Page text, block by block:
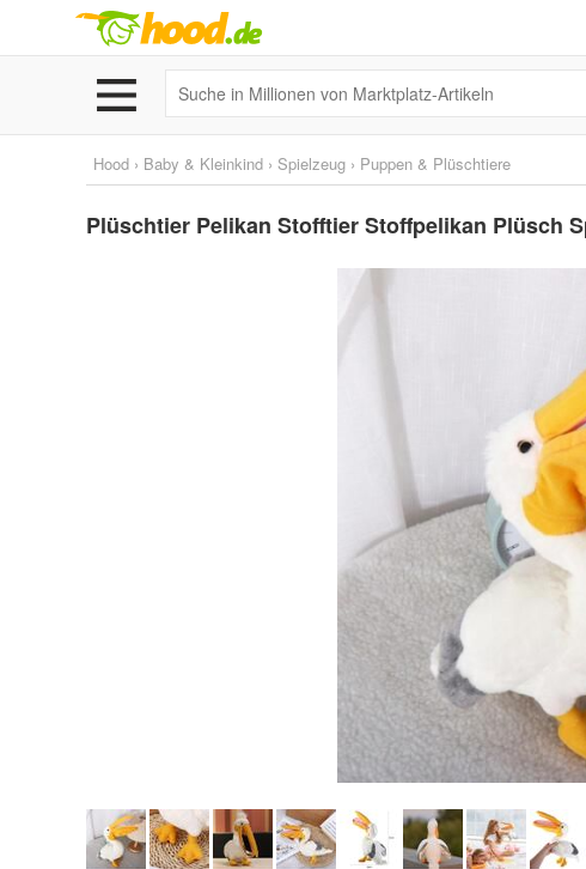
Hood › Baby & Kleinkind › Spielzeug › Puppen & Plüschtiere
Plüschtier Pelikan Stofftier Stoffpelikan Plüsch